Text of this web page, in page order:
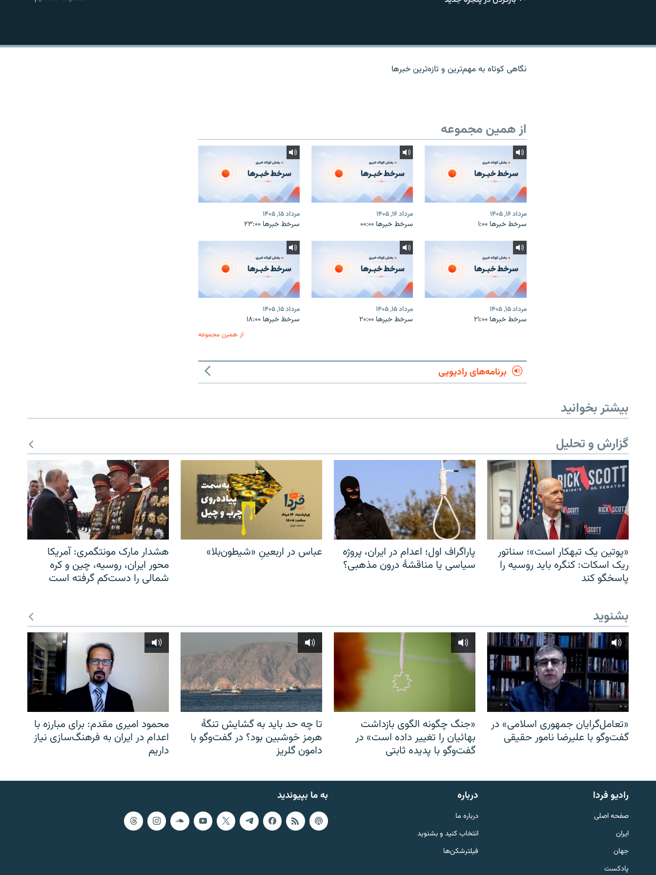
English
به ما بپیوندید
EMBED
نگاهی کوتاه به مهم‌ترين و تازه‌ترين خبرها
از همین مجموعه
مرداد ۱۶, ۱۴۰۵
سرخط خبرها ۱:۰۰
مرداد ۱۶, ۱۴۰۵
سرخط خبرها ۰۰:۰۰
مرداد ۱۵, ۱۴۰۵
سرخط خبرها ۲۳:۰۰
مرداد ۱۵, ۱۴۰۵
سرخط خبرها ۲۱:۰۰
مرداد ۱۵, ۱۴۰۵
سرخط خبرها ۲۰:۰۰
مرداد ۱۵, ۱۴۰۵
سرخط خبرها ۱۸:۰۰
از همین مجموعه
برنامه‌های رادیویی
بیشتر بخوانید
گزارش و تحلیل
«پوتین یک تبهکار است»؛ سناتور
ریک اسکات: کنگره باید روسیه را
پاسخگو کند
پاراگراف اول؛ اعدام در ایران، پروژه
سیاسی یا مناقشهٔ درون مذهبی؟
عباس در اربعینِ «شیطون‌بلا»
هشدار مارک مونتگمری: آمریکا
محور ایران، روسیه، چین و کره
شمالی را دست‌کم گرفته است
بشنوید
«تعامل‌گرایان جمهوری اسلامی» در
گفت‌وگو با علیرضا نامور حقیقی
«جنگ چگونه الگوی بازداشت
بهائیان را تغییر داده است» در
گفت‌وگو با پدیده ثابتی
تا چه حد باید به گشایش تنگهٔ
هرمز خوشبین بود؟ در گفت‌وگو با
دامون گلریز
محمود امیری مقدم: برای مبارزه با
اعدام در ایران به فرهنگ‌سازی نیاز
داریم
به ما بپیوندید رادیو فردا
صفحه اصلی
ایران
جهان
پادکست
درباره
درباره ما
انتخاب کنید و بشنوید
فیلترشکن‌ها